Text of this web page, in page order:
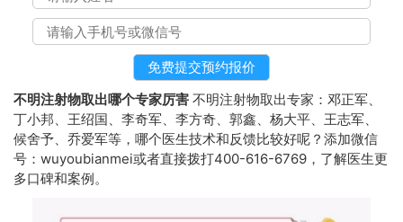
不明注射物取出哪个专家厉害 不明注射物取出专家：邓正军、
丁小邦、王绍国、李奇军、李方奇、郭鑫、杨大平、王志军、
候舍予、乔爱军等，哪个医生技术和反馈比较好呢？添加微信
号：wuyoubianmei或者直接拨打400-616-6769，了解医生更
多口碑和案例。